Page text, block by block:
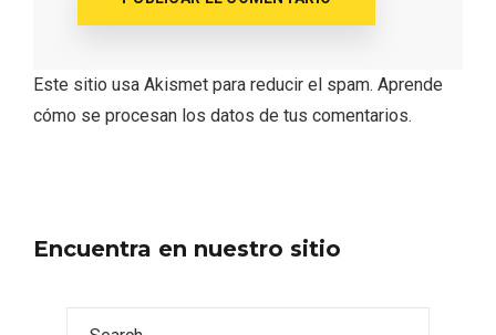
Este sitio usa Akismet para reducir el spam. Aprende
cómo se procesan los datos de tus comentarios.
Encuentra en nuestro sitio